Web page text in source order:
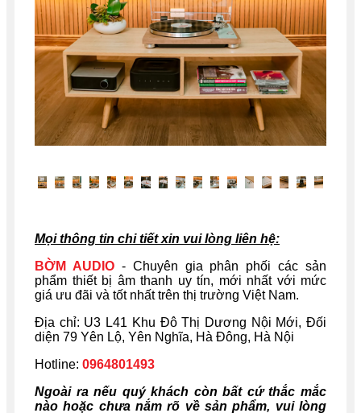
Mọi thông tin chi tiết xin vui lòng liên hệ:
BỜM AUDIO- Chuyên gia phân phối các sản
phẩm thiết bị âm thanh uy tín, mới nhất với mức
giá ưu đãi và tốt nhất trên thị trường Việt Nam.
Địa chỉ: U3 L41 Khu Đô Thị Dương Nội Mới, Đối
diện 79 Yên Lộ, Yên Nghĩa, Hà Đông, Hà Nội
Hotline: 0964801493
Ngoài ra nếu quý khách còn bất cứ thắc mắc
nào hoặc chưa nắm rõ về sản phẩm, vui lòng